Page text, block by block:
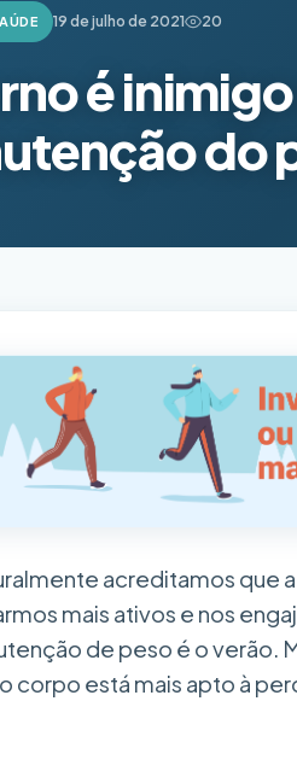
19 de julho de 2021 20
é
do
acreditamos que
mais ativos e nos
de peso é o verão.
corpo está mais apto à